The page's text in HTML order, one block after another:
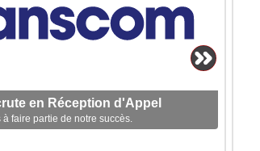
en Réception d'Appel
à faire partie de notre succès.